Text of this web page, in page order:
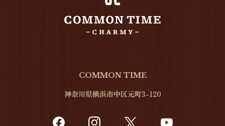
COMMON TIME
神奈川県横浜市中区元町3-120